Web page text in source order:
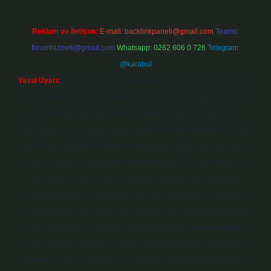
Reklam ve İletişim: E-mail: backlinkpaneli@gmail.com Teams:
forumhizmeti@gmail.com Whatsapp: 0262 606 0 726 Telegram:
@karabul
Yasal Uyarı: